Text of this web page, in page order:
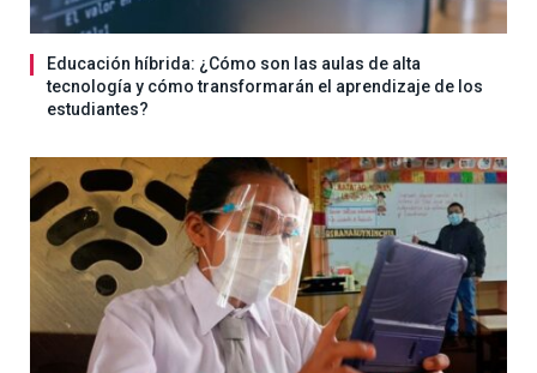
Educación híbrida: ¿Cómo son las aulas de alta
tecnología y cómo transformarán el aprendizaje de los
estudiantes?